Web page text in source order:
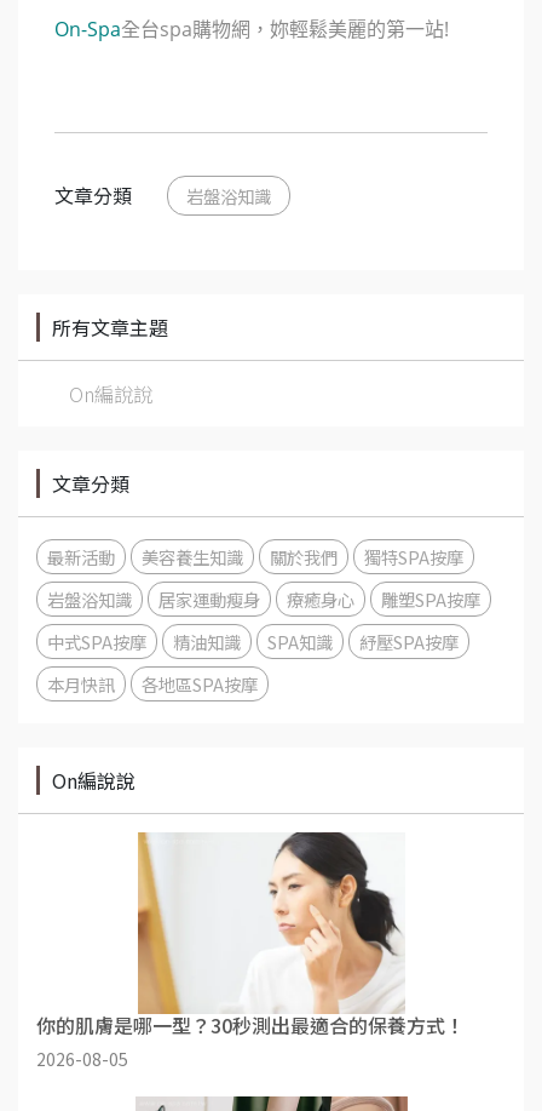
On-Spa全台spa購物網，妳輕鬆美麗的第一站!
文章分類 岩盤浴知識
所有文章主題
On編說說
文章分類
最新活動 美容養生知識 關於我們
獨特SPA按摩
岩盤浴知識
居家運動瘦身 療癒身心
雕塑SPA按摩
中式SPA按摩
精油知識 SPA知識
紓壓SPA按摩
本月快訊
各地區SPA按摩
On編說說
你的肌膚是哪一型？30秒測出最適合的保養方式！
2026-08-05